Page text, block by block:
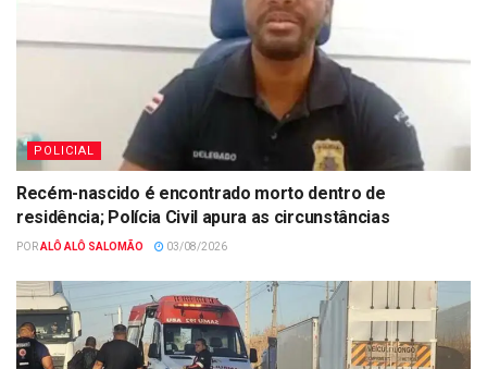
POLICIAL
Recém-nascido é encontrado morto dentro de
residência; Polícia Civil apura as circunstâncias
PORALÔ ALÔ SALOMÃO 03/08/2026